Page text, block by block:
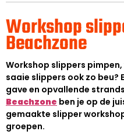
Workshop
Beachzone
Workshop slippers
saaie slippers ook zo beu?
gave en opvallende
Beachzone ben je op de
gemaakte slipper
groepen.